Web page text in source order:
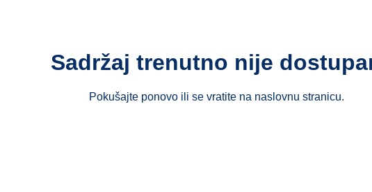
Sadržaj trenutno nije
Pokušajte ponovo ili se vratite na naslovnu stranicu.